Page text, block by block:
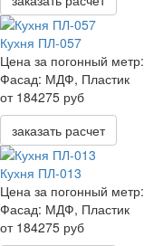
Кухня ПЛ-057
Цена за погонный метр:
Фасад: МДФ, Пластик
от 184275 руб
заказать расчет
Кухня ПЛ-013
Цена за погонный метр:
Фасад: МДФ, Пластик
от 184275 руб